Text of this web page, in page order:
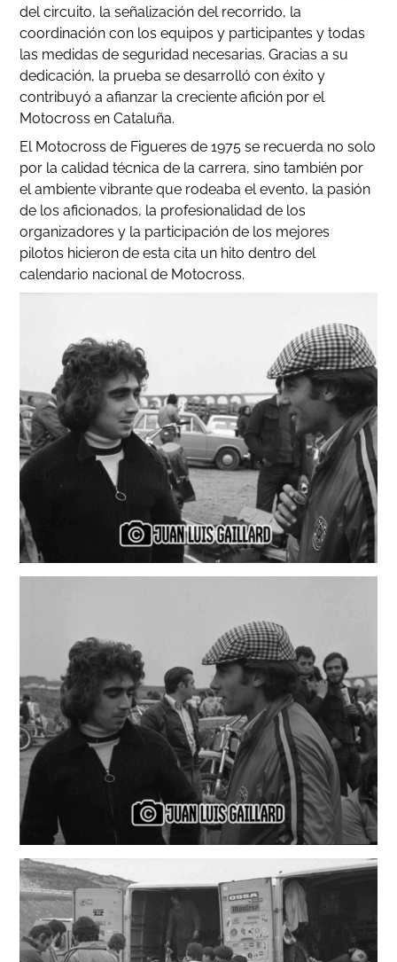
del circuito, la señalización del recorrido, la
coordinación con los equipos y participantes y todas
las medidas de seguridad necesarias. Gracias a su
dedicación, la prueba se desarrolló con éxito y
contribuyó a afianzar la creciente afición por el
Motocross en Cataluña.
El Motocross de Figueres de 1975 se recuerda no solo
por la calidad técnica de la carrera, sino también por
el ambiente vibrante que rodeaba el evento, la pasión
de los aficionados, la profesionalidad de los
organizadores y la participación de los mejores
pilotos hicieron de esta cita un hito dentro del
calendario nacional de Motocross.